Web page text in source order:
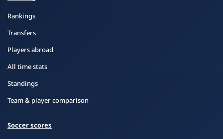
Rankings
Transfers
Players abroad
All time stats
Standings
Team & player comparison
Soccer scores